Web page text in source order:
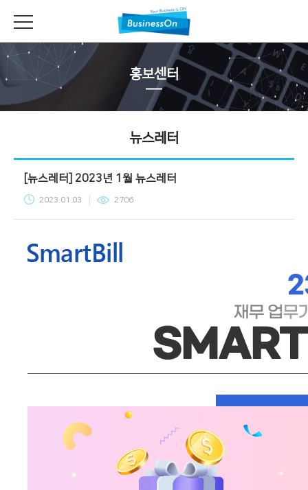
홍보센터
뉴스레터
[뉴스레터] 2023년 1월 뉴스레터
2023.01.03 2706